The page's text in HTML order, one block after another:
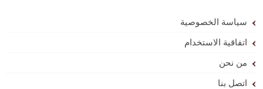
سياسة الخصوصية
اتفاقية الاستخدام
من نحن
اتصل بنا